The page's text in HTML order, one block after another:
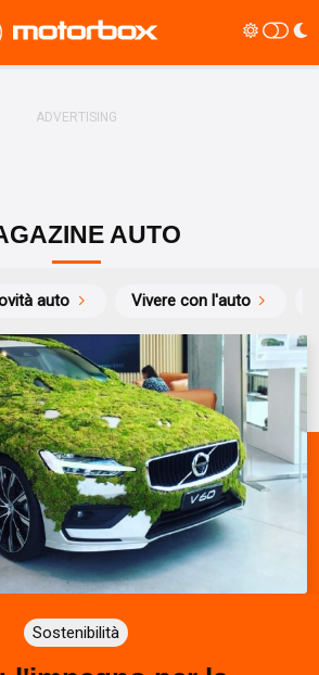
AUTO
auto Vivere con l'auto
Sostenibilità